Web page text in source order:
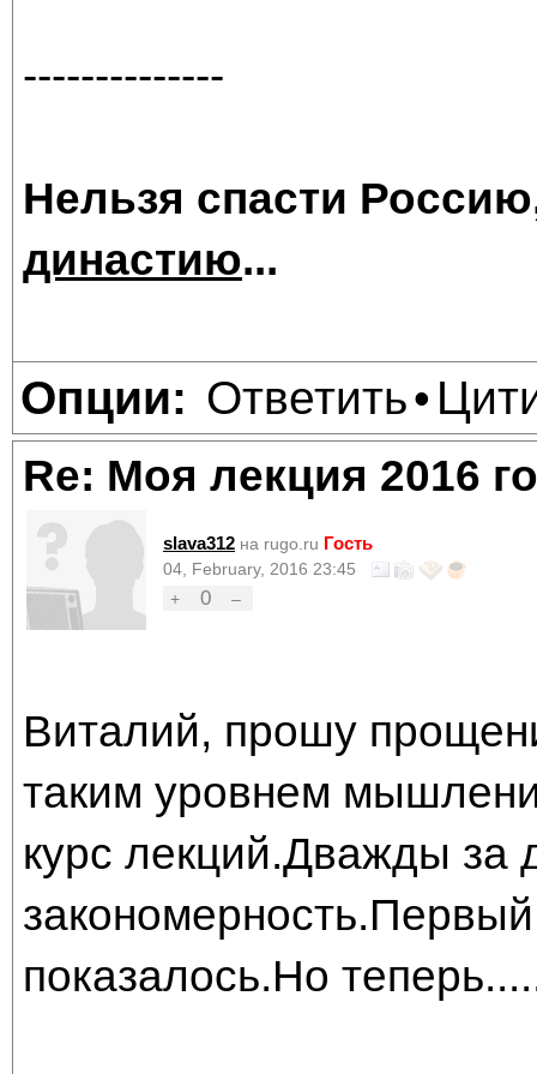
--------------
Нельзя спасти
династию...
Опции: Ответить•
Re: Моя лекция 2016
slava312 на rugo.ru Гость
04, February, 2016 23:45
+
0 –
Виталий, прошу
таким уровнем
курс лекций.Дважды за
показалось.Но